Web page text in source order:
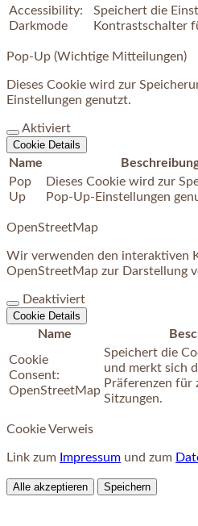
Accessibility:
Darkmode
Speichert die
Kontrastschalter
Pop-Up (Wichtige Mitteilungen)
Dieses Cookie wird zur
Einstellungen genutzt.
Aktiviert
Cookie Details
Name
Pop
Up
Dieses Cookie wird zur
Pop-Up-Einstellungen
OpenStreetMap
Wir verwenden den interaktiven
OpenStreetMap zur Darstellung
Deaktiviert
Cookie Details
Name
Cookie
Consent:
OpenStreetMap
Speichert die
und merkt sich
Präferenzen für
Sitzungen.
Cookie Verweis
Link zum Impressum und zum
Alle akzeptieren Speichern